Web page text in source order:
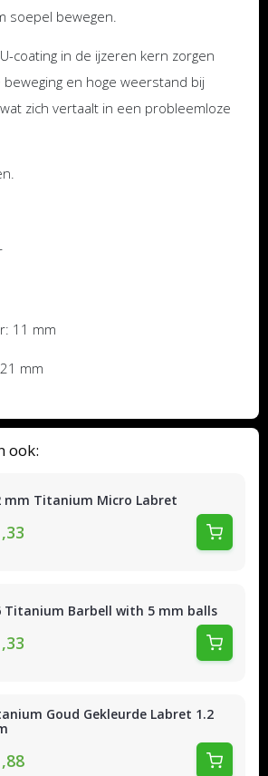
ook:
mm Titanium Micro Labret
Titanium Barbell with 5 mm balls
Goud Gekleurde Labret 1.2
soepel bewegen.
coating in de ijzeren kern zorgen
en hoge weerstand bij
zich vertaalt in een probleemloze
11 mm
mm